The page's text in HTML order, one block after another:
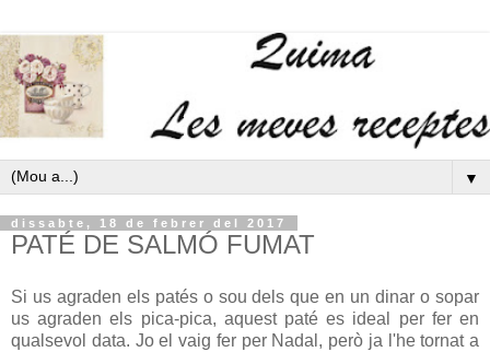
▼
dissabte, 18 de febrer del 2017
PATÉ DE SALMÓ FUMAT
Si us agraden els patés o sou dels que en un dinar o sopar
us agraden els pica-pica, aquest paté es ideal per fer en
qualsevol data. Jo el vaig fer per Nadal, però ja l'he tornat a